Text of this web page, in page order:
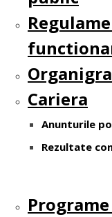
Cariera
Anunturile
Rezultate